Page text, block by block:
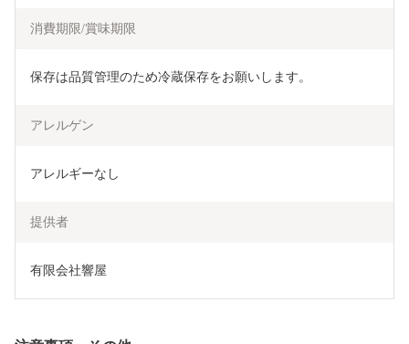
消費期限/賞味期限
保存は品質管理のため冷蔵保存をお願いします。
アレルゲン
アレルギーなし
提供者
有限会社響屋